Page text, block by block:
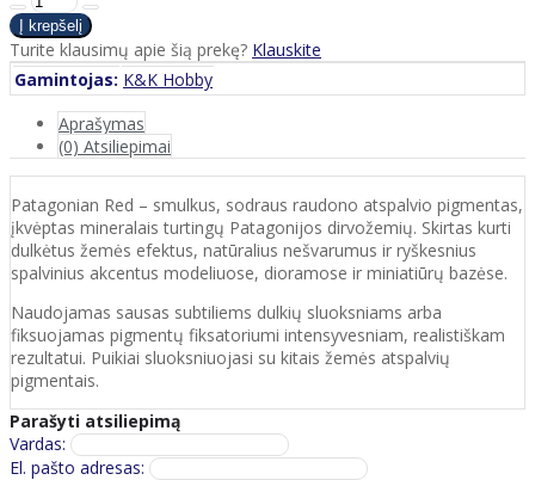
Turite klausimų apie šią prekę? Klauskite
Gamintojas: K&K Hobby
Aprašymas
(0) Atsiliepimai
Patagonian Red – smulkus, sodraus raudono atspalvio pigmentas,
įkvėptas mineralais turtingų Patagonijos dirvožemių. Skirtas kurti
dulkėtus žemės efektus, natūralius nešvarumus ir ryškesnius
spalvinius akcentus modeliuose, dioramose ir miniatiūrų bazėse.
Naudojamas sausas subtiliems dulkių sluoksniams arba
fiksuojamas pigmentų fiksatoriumi intensyvesniam, realistiškam
rezultatui. Puikiai sluoksniuojasi su kitais žemės atspalvių
pigmentais.
Parašyti atsiliepimą
Vardas:
El. pašto adresas: